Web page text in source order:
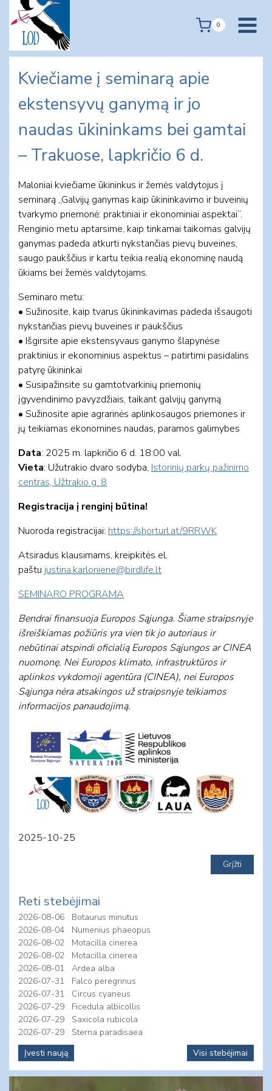
content
0
Kviečiame į seminarą apie
ekstensyvų ganymą ir jo
naudas ūkininkams bei gamtai
– Trakuose, lapkričio 6 d.
Maloniai kviečiame ūkininkus ir žemės valdytojus į
seminarą „Galvijų ganymas kaip ūkininkavimo ir buveinių
tvarkymo priemonė: praktiniai ir ekonominiai aspektai“.
Renginio metu aptarsime, kaip tinkamai taikomas galvijų
ganymas padeda atkurti nykstančias pievų buveines,
saugo paukščius ir kartu teikia realią ekonominę naudą
ūkiams bei žemės valdytojams.
Seminaro metu:
• Sužinosite, kaip tvarus ūkininkavimas padeda išsaugoti
nykstančias pievų buveines ir paukščius
• Išgirsite apie ekstensyvaus ganymo šlapynėse
praktinius ir ekonominius aspektus – patirtimi pasidalins
patyrę ūkininkai
• Susipažinsite su gamtotvarkinių priemonių
įgyvendinimo pavyzdžiais, taikant galvijų ganymą
• Sužinosite apie agrarinės aplinkosaugos priemones ir
jų teikiamas ekonomines naudas, paramos galimybes
Data: 2025 m. lapkričio 6 d. 18:00 val.
Vieta: Užutrakio dvaro sodyba, Istorinių parkų pažinimo
centras, Užtrakio g. 8
Registracija į renginį būtina!
Nuoroda registracijai: https://shorturl.at/9RRWK
Atsiradus klausimams, kreipkitės el.
paštu justina.karloniene@birdlife.lt
SEMINARO PROGRAMA
Bendrai finansuoja Europos Sąjunga. Šiame straipsnyje
išreiškiamas požiūris yra vien tik jo autoriaus ir
nebūtinai atspindi oficialią Europos Sąjungos ar CINEA
nuomonę. Nei Europos klimato, infrastruktūros ir
aplinkos vykdomoji agentūra (CINEA), nei Europos
Sąjunga nėra atsakingos už straipsnyje teikiamos
informacijos panaudojimą.
2025-10-25
Reti stebėjimai
2026-08-06
Botaurus minutus
2026-08-04
Numenius phaeopus
2026-08-02
Motacilla cinerea
2026-08-02
Motacilla cinerea
2026-08-01
Ardea alba
2026-07-31
Falco peregrinus
2026-07-31
Circus cyaneus
2026-07-29
Ficedula albicollis
2026-07-29
Saxicola rubicola
2026-07-29
Sterna paradisaea
Įvesti naują
Visi stebėjimai